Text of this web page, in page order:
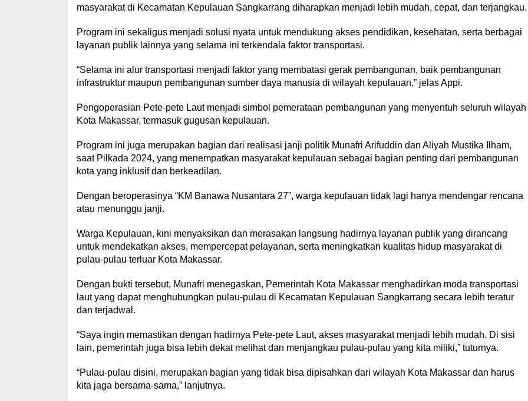
masyarakat di Kecamatan Kepulauan Sangkarrang diharapkan menjadi lebih mudah, cepat, dan terjangkau.
Program ini sekaligus menjadi solusi nyata untuk mendukung akses pendidikan, kesehatan, serta berbagai
layanan publik lainnya yang selama ini terkendala faktor transportasi.
“Selama ini alur transportasi menjadi faktor yang membatasi gerak pembangunan, baik pembangunan
infrastruktur maupun pembangunan sumber daya manusia di wilayah kepulauan,” jelas Appi.
Pengoperasian Pete-pete Laut menjadi simbol pemerataan pembangunan yang menyentuh seluruh wilayah
Kota Makassar, termasuk gugusan kepulauan.
Program ini juga merupakan bagian dari realisasi janji politik Munafri Arifuddin dan Aliyah Mustika Ilham,
saat Pilkada 2024, yang menempatkan masyarakat kepulauan sebagai bagian penting dari pembangunan
kota yang inklusif dan berkeadilan.
Dengan beroperasinya “KM Banawa Nusantara 27”, warga kepulauan tidak lagi hanya mendengar rencana
atau menunggu janji.
Warga Kepulauan, kini menyaksikan dan merasakan langsung hadirnya layanan publik yang dirancang
untuk mendekatkan akses, mempercepat pelayanan, serta meningkatkan kualitas hidup masyarakat di
pulau-pulau terluar Kota Makassar.
Dengan bukti tersebut, Munafri menegaskan, Pemerintah Kota Makassar menghadirkan moda transportasi
laut yang dapat menghubungkan pulau-pulau di Kecamatan Kepulauan Sangkarrang secara lebih teratur
dan terjadwal.
“Saya ingin memastikan dengan hadirnya Pete-pete Laut, akses masyarakat menjadi lebih mudah. Di sisi
lain, pemerintah juga bisa lebih dekat melihat dan menjangkau pulau-pulau yang kita miliki,” tuturnya.
“Pulau-pulau disini, merupakan bagian yang tidak bisa dipisahkan dari wilayah Kota Makassar dan harus
kita jaga bersama-sama,” lanjutnya.